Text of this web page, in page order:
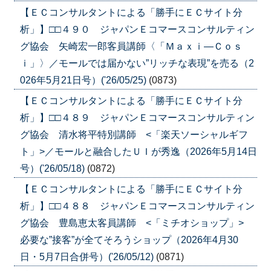
【ＥＣコンサルタントによる「勝手にＥＣサイト分
析」】□□４９０ ジャパンＥコマースコンサルティン
グ協会 矢崎宏一郎客員講師〈「Ｍａｘｉ―Ｃｏｓ
ｉ」〉／モールでは届かない”リッチな表現”を売る（2
026年5月21日号）('26/05/25) (0873)
【ＥＣコンサルタントによる「勝手にＥＣサイト分
析」】□□４８９ ジャパンＥコマースコンサルティン
グ協会 清水将平特別講師 <「楽天ソーシャルギフ
ト」>／モールと融合したＵＩが秀逸（2026年5月14日
号）('26/05/18) (0872)
【ＥＣコンサルタントによる「勝手にＥＣサイト分
析」】□□４８８ ジャパンＥコマースコンサルティン
グ協会 豊島恵太客員講師 <「ミチオショップ」>
必要な”接客”が全てそろうショップ（2026年4月30
日・5月7日合併号）('26/05/12) (0871)